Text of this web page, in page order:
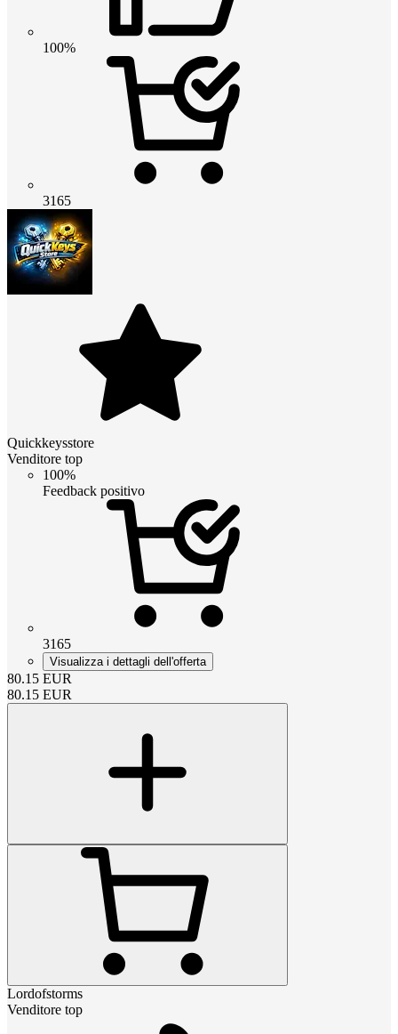
100%
3165
Quickkeysstore
Venditore top
100%
Feedback positivo
3165
Visualizza i dettagli dell'offerta
80.15 EUR
80.15 EUR
Lordofstorms
Venditore top